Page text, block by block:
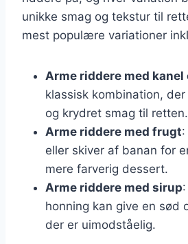
unikke smag og tekstur til
mest populære variationer
Arme riddere med kanel
klassisk kombination,
og krydret smag til retten.
Arme riddere med frugt
eller skiver af banan for
mere farverig dessert.
Arme riddere med sirup
honning kan give en sød
der er uimodståelig.